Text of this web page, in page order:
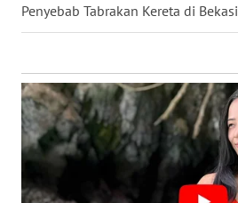
Penyebab Tabrakan Kereta di Bekasi
WN
WN
KALSEL
WN
KALTIM